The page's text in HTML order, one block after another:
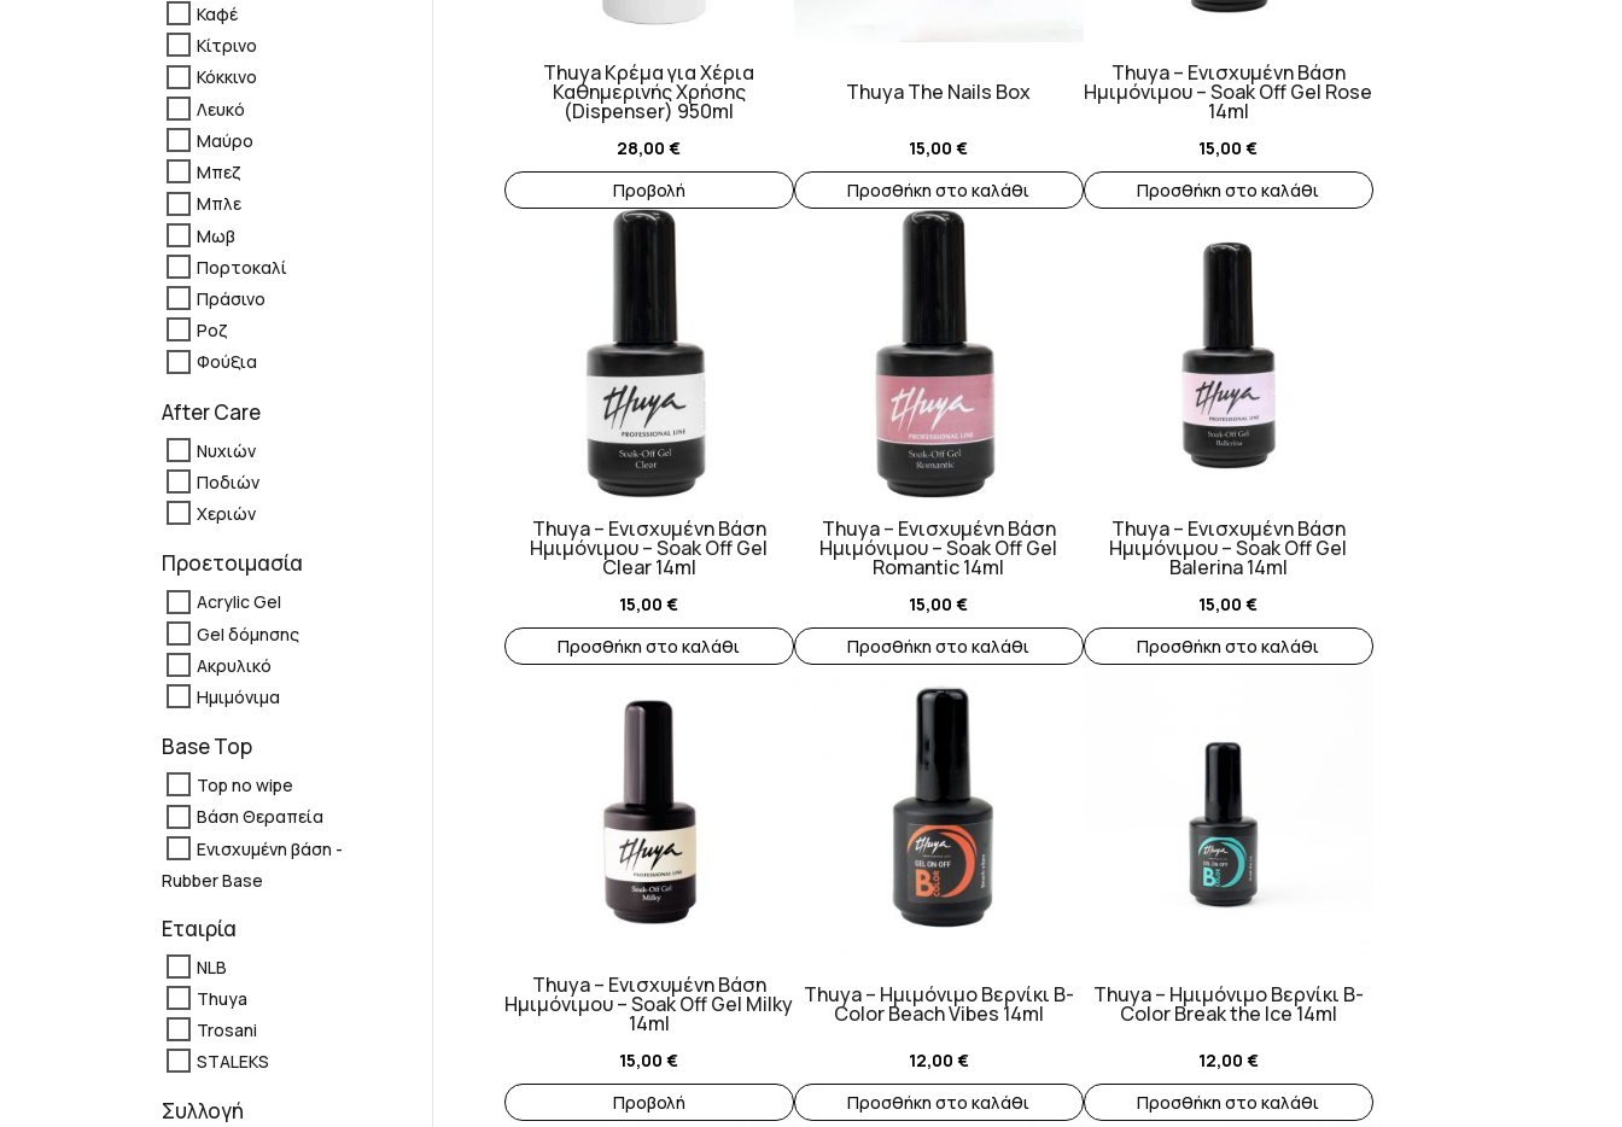
Καφέ
Κίτρινο
Κόκκινο
Λευκό
Μαύρο
Μπεζ
Μπλε
Μωβ
Πορτοκαλί
Πράσινο
Ροζ
Φούξια
After Care
Νυχιών
Ποδιών
Χεριών
Προετοιμασία
Acrylic Gel
Gel δόμησης
Ακρυλικό
Ημιμόνιμα
Base Top
Top no wipe
Βάση Θεραπεία
Ενισχυμένη βάση -
Rubber Base
Εταιρία
NLB
Thuya
Trosani
STALEKS
Συλλογή
Thuya Κρέμα για Χέρια
Καθημερινής Χρήσης
(Dispenser) 950ml
28,00€
Προβολή
Thuya The Nails Box
15,00€
Προσθήκη στο καλάθι
Thuya – Ενισχυμένη Βάση
Ημιμόνιμου – Soak Off Gel Rose
14ml
15,00€
Προσθήκη στο καλάθι
Thuya – Ενισχυμένη Βάση
Ημιμόνιμου – Soak Off Gel
Clear 14ml
15,00€
Προσθήκη στο καλάθι
Thuya – Ενισχυμένη Βάση
Ημιμόνιμου – Soak Off Gel
Romantic 14ml
15,00€
Προσθήκη στο καλάθι
Thuya – Ενισχυμένη Βάση
Ημιμόνιμου – Soak Off Gel
Balerina 14ml
15,00€
Προσθήκη στο καλάθι
Thuya – Ενισχυμένη Βάση
Ημιμόνιμου – Soak Off Gel Milky
14ml
15,00€
Προβολή
Thuya – Ημιμόνιμο Βερνίκι B-
Color Beach Vibes 14ml
12,00 €
Προσθήκη στο καλάθι
Thuya – Ημιμόνιμο Βερνίκι B-
Color Break the Ice 14ml
12,00 €
Προσθήκη στο καλάθι